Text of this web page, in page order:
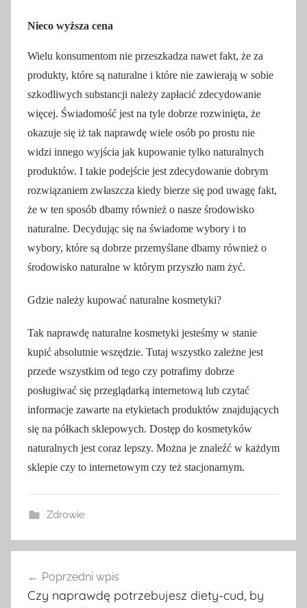
Nieco wyższa cena
Wielu konsumentom nie przeszkadza nawet fakt, że za
produkty, które są naturalne i które nie zawierają w sobie
szkodliwych substancji należy zapłacić zdecydowanie
więcej. Świadomość jest na tyle dobrze rozwinięta, że
okazuje się iż tak naprawdę wiele osób po prostu nie
widzi innego wyjścia jak kupowanie tylko naturalnych
produktów. I takie podejście jest zdecydowanie dobrym
rozwiązaniem zwłaszcza kiedy bierze się pod uwagę fakt,
że w ten sposób dbamy również o nasze środowisko
naturalne. Decydując się na świadome wybory i to
wybory, które są dobrze przemyślane dbamy również o
środowisko naturalne w którym przyszło nam żyć.
Gdzie należy kupować naturalne kosmetyki?
Tak naprawdę naturalne kosmetyki jesteśmy w stanie
kupić absolutnie wszędzie. Tutaj wszystko zależne jest
przede wszystkim od tego czy potrafimy dobrze
posługiwać się przeglądarką internetową lub czytać
informacje zawarte na etykietach produktów znajdujących
się na półkach sklepowych. Dostęp do kosmetyków
naturalnych jest coraz lepszy. Można je znaleźć w każdym
sklepie czy to internetowym czy też stacjonarnym.
Zdrowie
wpisu
Poprzedni wpis
Czy naprawdę potrzebujesz diety-cud, by